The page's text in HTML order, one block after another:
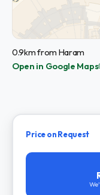
0.9km from Haram
Open in Google Maps
Price on Request